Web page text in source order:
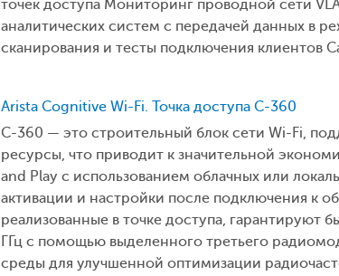
точек доступа Мониторинг проводной сети
аналитических систем с передачей данных в
сканирования и тесты подключения клиентов
Arista Cognitive Wi-Fi. Точка доступа C-360
C-360 — это строительный блок сети Wi-Fi,
ресурсы, что приводит к значительной
and Play с использованием облачных или
активации и настройки после подключения к
реализованные в точке доступа, гарантируют
ГГц с помощью выделенного третьего
среды для улучшенной оптимизации